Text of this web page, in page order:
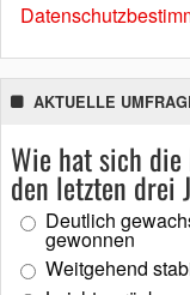
AKTUELLE
Wie hat sich
den letzten drei
Deutlich
gewonnen
Weitgehend